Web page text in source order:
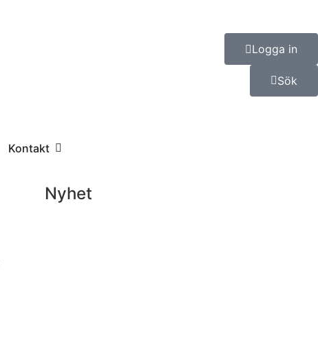
Logga in
Sök
Kontakt
Nyhet